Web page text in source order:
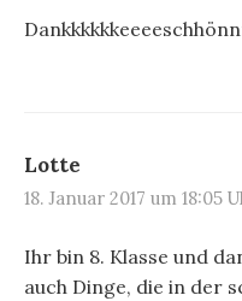
Lotte
18. Januar 2017 um 18:05
Ihr bin 8. Klasse und
auch Dinge, die in der